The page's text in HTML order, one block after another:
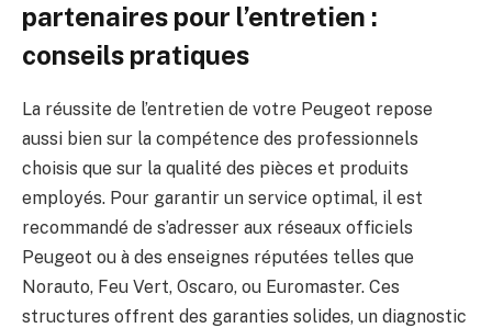
partenaires pour l’entretien :
conseils pratiques
La réussite de l’entretien de votre Peugeot repose
aussi bien sur la compétence des professionnels
choisis que sur la qualité des pièces et produits
employés. Pour garantir un service optimal, il est
recommandé de s’adresser aux réseaux officiels
Peugeot ou à des enseignes réputées telles que
Norauto, Feu Vert, Oscaro, ou Euromaster. Ces
structures offrent des garanties solides, un diagnostic